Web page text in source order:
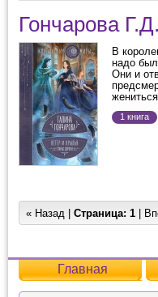
Гончарова
В
надо
Они и
1 книга
« Назад | Страница: 1 |
Главная